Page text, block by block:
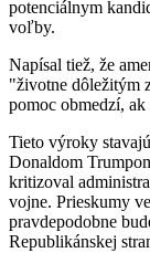
potenciálnym
voľby.
Napísal tiež, že
"životne dôležitým
pomoc obmedzí, ak
Tieto výroky
Donaldom
kritizoval
vojne. Prieskumy
pravdepodobne
Republikánskej